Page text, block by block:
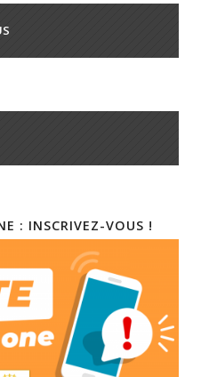
: INSCRIVEZ-VOUS !